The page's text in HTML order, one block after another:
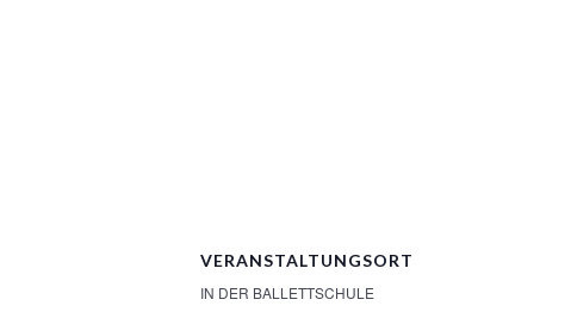
VERANSTALTUNGSORT
IN DER BALLETTSCHULE